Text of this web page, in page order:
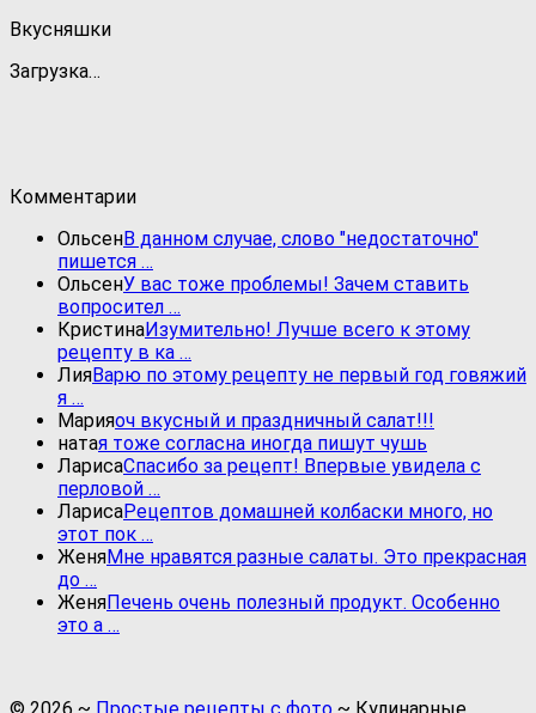
Вкусняшки
Загрузка…
Комментарии
ОльсенВ данном случае, слово "недостаточно"
пишется …
ОльсенУ вас тоже проблемы! Зачем ставить
вопросител …
КристинаИзумительно! Лучше всего к этому
рецепту в ка …
ЛияВарю по этому рецепту не первый год говяжий
я …
Марияоч вкусный и праздничный салат!!!
натая тоже согласна иногда пишут чушь
ЛарисаСпасибо за рецепт! Впервые увидела с
перловой …
ЛарисаРецептов домашней колбаски много, но
этот пок …
ЖеняМне нравятся разные салаты. Это прекрасная
до …
ЖеняПечень очень полезный продукт. Особенно
это а …
© 2026 ~ Простые рецепты с фото ~ Кулинарные